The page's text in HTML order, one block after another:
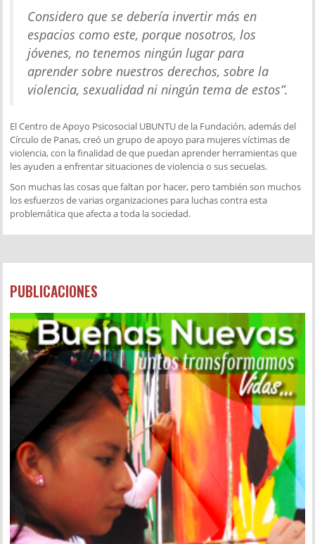
Considero que se debería invertir más en
espacios como este, porque nosotros, los
jóvenes, no tenemos ningún lugar para
aprender sobre nuestros derechos, sobre la
violencia, sexualidad ni ningún tema de estos”.
El Centro de Apoyo Psicosocial UBUNTU de la Fundación, además del
Círculo de Panas, creó un grupo de apoyo para mujeres víctimas de
violencia, con la finalidad de que puedan aprender herramientas que
les ayuden a enfrentar situaciones de violencia o sus secuelas.
Son muchas las cosas que faltan por hacer, pero también son muchos
los esfuerzos de varias organizaciones para luchas contra esta
problemática que afecta a toda la sociedad.
PUBLICACIONES